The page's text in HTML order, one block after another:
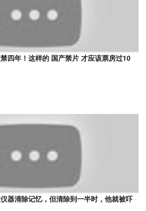
四年！这样的 国产禁片 才应该票房过10
器清除记忆，但清除到一半时，他就被吓